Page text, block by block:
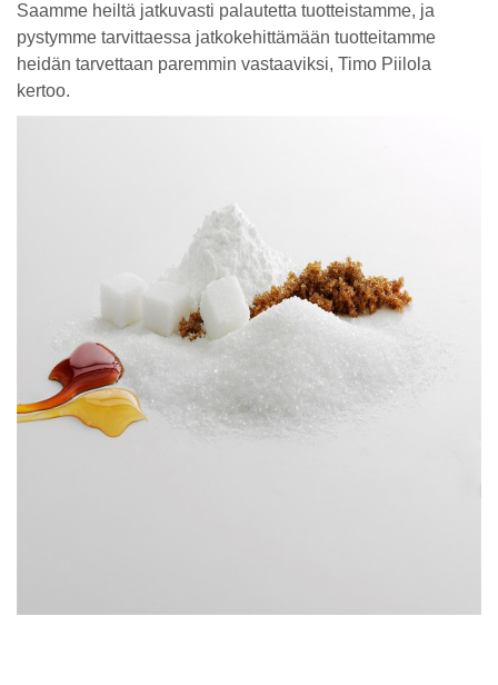
Saamme heiltä jatkuvasti palautetta tuotteistamme, ja
pystymme tarvittaessa jatkokehittämään tuotteitamme
heidän tarvettaan paremmin vastaaviksi, Timo Piilola
kertoo.